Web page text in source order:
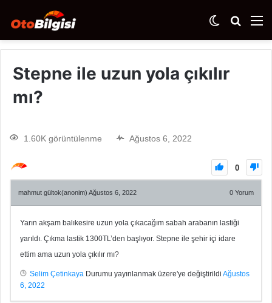
Stepne ile uzun yola çıkılır
mı?
1.60K görüntülenme Ağustos 6, 2022
0
mahmut gültok(anonim) Ağustos 6, 2022 0 Yorum
Yarın akşam balıkesire uzun yola çıkacağım sabah arabanın lastiği
yarıldı. Çıkma lastik 1300TL’den başlıyor. Stepne ile şehir içi idare
ettim ama uzun yola çıkılır mı?
Selim Çetinkaya Durumu yayınlanmak üzere'ye değiştirildi Ağustos
6, 2022